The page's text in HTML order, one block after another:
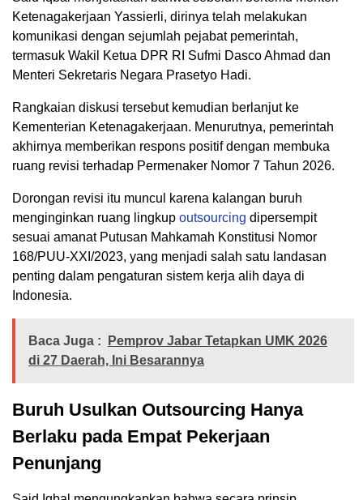
Ketenagakerjaan Yassierli, dirinya telah melakukan
komunikasi dengan sejumlah pejabat pemerintah,
termasuk Wakil Ketua DPR RI Sufmi Dasco Ahmad dan
Menteri Sekretaris Negara Prasetyo Hadi.
Rangkaian diskusi tersebut kemudian berlanjut ke
Kementerian Ketenagakerjaan. Menurutnya, pemerintah
akhirnya memberikan respons positif dengan membuka
ruang revisi terhadap Permenaker Nomor 7 Tahun 2026.
Dorongan revisi itu muncul karena kalangan buruh
menginginkan ruang lingkup outsourcing dipersempit
sesuai amanat Putusan Mahkamah Konstitusi Nomor
168/PUU-XXI/2023, yang menjadi salah satu landasan
penting dalam pengaturan sistem kerja alih daya di
Indonesia.
Baca Juga :
Pemprov Jabar Tetapkan UMK 2026
di 27 Daerah, Ini Besarannya
Buruh Usulkan Outsourcing Hanya
Berlaku pada Empat Pekerjaan
Penunjang